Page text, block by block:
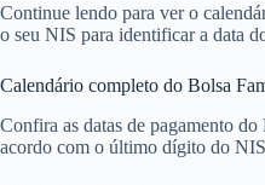
Continue lendo para ver o
o seu NIS para identificar a data
Calendário completo do Bolsa
Confira as datas de pagamento
acordo com o último dígito do